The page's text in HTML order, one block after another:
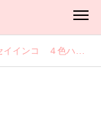
インコ ４色ハルクイン